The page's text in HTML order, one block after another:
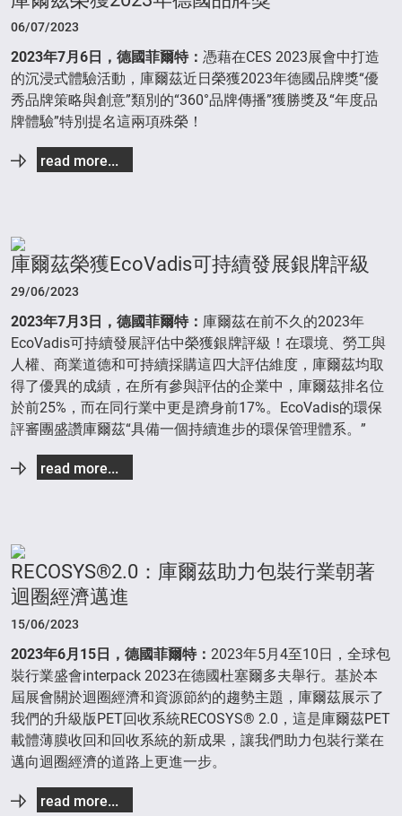
06/07/2023
2023年7月 6 日，德國菲爾特： 憑藉在CES 2023展會中打造
的沉浸式體驗活動，庫爾茲近日榮獲2023年德國品牌獎“優
秀品牌策略與創意”類別的“360°品牌傳播”獲勝獎及“年度品
牌體驗”特別提名這兩項殊榮！
read more...
庫爾茲榮獲EcoVadis可持續發展銀牌評級
29/06/2023
2023年7月3日，德國菲爾特： 庫爾茲在前不久的2023年
EcoVadis可持續發展評估中榮獲銀牌評級！在環境、勞工與
人權、商業道德和可持續採購這四大評估維度，庫爾茲均取
得了優異的成績，在所有參與評估的企業中，庫爾茲排名位
於前25%，而在同行業中更是躋身前17%。EcoVadis的環保
評審團盛讚庫爾茲“具備一個持續進步的環保管理體系。”
read more...
RECOSYS®2.0：庫爾茲助力包裝行業朝著
迴圈經濟邁進
15/06/2023
2023年6月 15 日，德國菲爾特： 2023年5月4至10日，全球包
裝行業盛會interpack 2023在德國杜塞爾多夫舉行。基於本
屆展會關於迴圈經濟和資源節約的趨勢主題，庫爾茲展示了
我們的升級版PET回收系統RECOSYS® 2.0，這是庫爾茲PET
載體薄膜收回和回收系統的新成果，讓我們助力包裝行業在
邁向迴圈經濟的道路上更進一步。
read more...